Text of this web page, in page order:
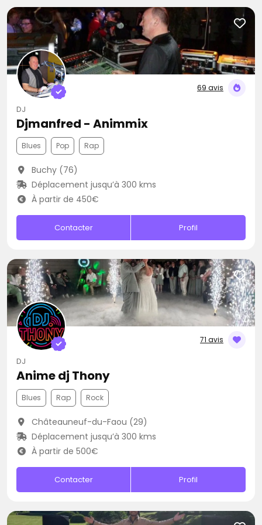
69 avis
DJ
Djmanfred - Animmix
Blues Pop Rap
Buchy (76)
Déplacement jusqu’à 300 kms
À partir de 450€
Contacter Profil
71 avis
DJ
Anime dj Thony
Blues Rap Rock
Châteauneuf-du-Faou (29)
Déplacement jusqu’à 300 kms
À partir de 500€
Contacter Profil